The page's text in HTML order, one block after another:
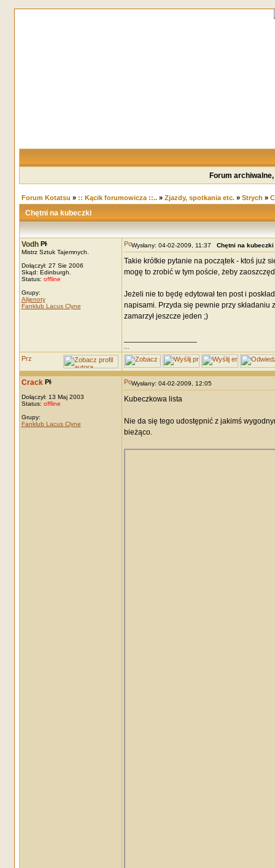
Forum
Forum Kotatsu » :: Kącik forumowicza ::..» Zjazdy, spotkania etc.» Strych »
Chętni na kubeczki
Vodh
Mistrz Sztuk Tajemnych.
Dołączył: 27 Sie 2006
Skąd: Edinburgh.
Status: offline
Grupy:
Alijenoty
Fanklub Lacus Clyne
Wysłany: 04-02-2009, 11:37 Chętni na kubeczki
Takie krótkie pytanie na początek - ktoś już
mogę to zrobić w tym poście, żeby
Jeżeli nie to będę edytował ten post i
napisami. Przyda się pewnie przy
zamarzył jeszcze jeden ;)
...
Crack
Dołączył: 13 Maj 2003
Status: offline
Grupy:
Fanklub Lacus Clyne
Wysłany: 04-02-2009, 12:05
Kubeczkowa lista
Nie da się tego udostępnić z jakimś
bieżąco.